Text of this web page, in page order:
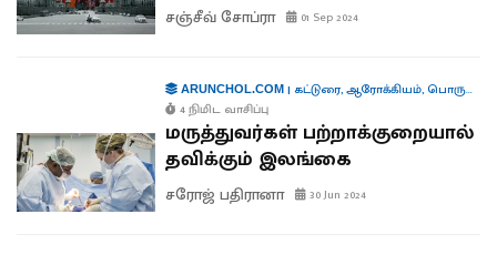
சஞ்சீவ் சோப்ரா 01 Sep 2024
ARUNCHOL.COM| கட்டுரை,ஆரோக்கியம்,பொருளாதாரம்
4 நிமிட வாசிப்பு
மருத்துவர்கள் பற்றாக்குறையால்
தவிக்கும் இலங்கை
சரோஜ் பதிரானா 30 Jun 2024